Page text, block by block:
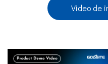
Video de